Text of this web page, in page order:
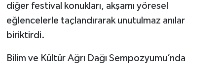
diğer festival konukları, akşamı yöresel
eğlencelerle taçlandırarak unutulmaz anılar
biriktirdi.
​Bilim ve Kültür Ağrı Dağı Sempozyumu’nda